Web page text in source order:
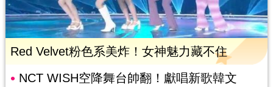
Red Velvet粉色系美炸！女神魅力藏不住
NCT WISH空降舞台帥翻！獻唱新歌韓文